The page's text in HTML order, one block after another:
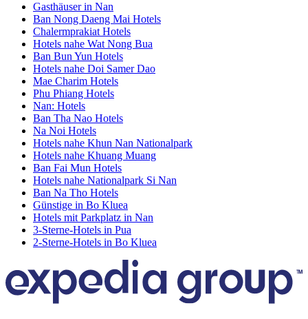
Gasthäuser in Nan
Ban Nong Daeng Mai Hotels
Chalermprakiat Hotels
Hotels nahe Wat Nong Bua
Ban Bun Yun Hotels
Hotels nahe Doi Samer Dao
Mae Charim Hotels
Phu Phiang Hotels
Nan: Hotels
Ban Tha Nao Hotels
Na Noi Hotels
Hotels nahe Khun Nan Nationalpark
Hotels nahe Khuang Muang
Ban Fai Mun Hotels
Hotels nahe Nationalpark Si Nan
Ban Na Tho Hotels
Günstige in Bo Kluea
Hotels mit Parkplatz in Nan
3-Sterne-Hotels in Pua
2-Sterne-Hotels in Bo Kluea